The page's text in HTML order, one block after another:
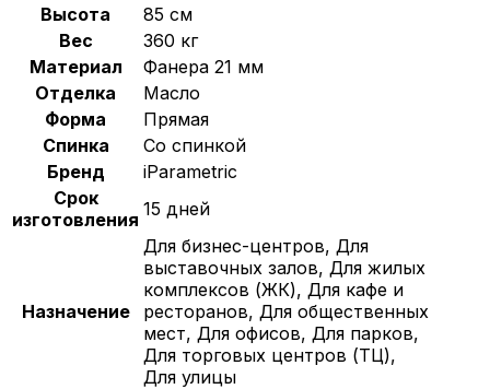
Высота
85 см
Вес
360 кг
Материал
Фанера 21 мм
Отделка
Масло
Форма
Прямая
Спинка
Со спинкой
Бренд
iParametric
Срок
изготовления 15 дней
Назначение
Для бизнес-центров, Для
выставочных залов, Для жилых
комплексов (ЖК), Для кафе и
ресторанов, Для общественных
мест, Для офисов, Для парков,
Для торговых центров (ТЦ),
Для улицы